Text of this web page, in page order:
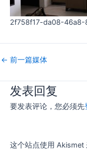
2f758f17-da08-
← 前一篇媒体
发表回复
要发表评论，您必须先
这个站点使用 Akismet